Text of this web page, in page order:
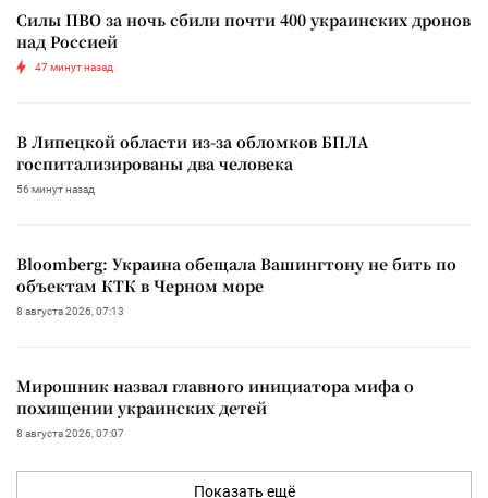
Силы ПВО за ночь сбили почти 400 украинских дронов
над Россией
47 минут назад
В Липецкой области из-за обломков БПЛА
госпитализированы два человека
56 минут назад
Bloomberg: Украина обещала Вашингтону не бить по
объектам КТК в Черном море
8 августа 2026, 07:13
Мирошник назвал главного инициатора мифа о
похищении украинских детей
8 августа 2026, 07:07
Показать ещё